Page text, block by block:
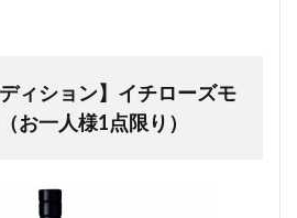
ィション】イチローズモ
お一人様1点限り）